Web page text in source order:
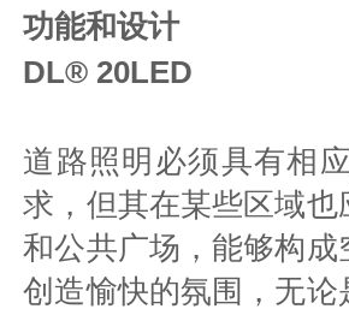
功能和设计
DL® 20LED
道路照明必须具有相
求，但其在某些区域
和公共广场，能够构
创造愉快的氛围，无